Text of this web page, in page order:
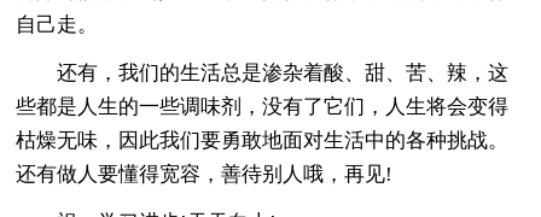
自己走。
还有，我们的生活总是渗杂着酸、甜、苦、辣，这
些都是人生的一些调味剂，没有了它们，人生将会变得
枯燥无味，因此我们要勇敢地面对生活中的各种挑战。
还有做人要懂得宽容，善待别人哦，再见!